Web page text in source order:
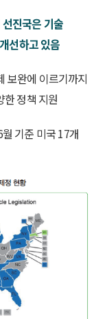
진국은 기술
선하고 있음
보완에 이르기까지
정책 지원
기준 미국 17개